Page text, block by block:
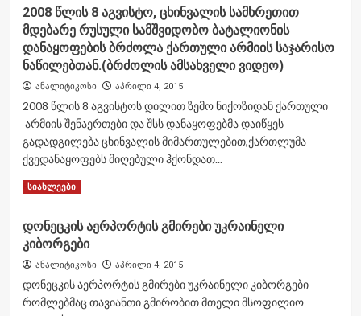
ე.წ
რუსეთის
“სამშვიდობო”
ჯარების
სამხედრო
ბაზა
გაანადგურა.
(ვიდეო)
უკრაინის
თავდაცვის
მინისტრმა
და
პრეზიდენტმა
პოროშენკომა
ახალი
შეიარაღება
დაათვალიერეს
ეროვნული
გვარდიის
სასწავლო
რეპორტაჟი)
2008 წლის 8 აგვისტო, ცხინვალის სამხრეთით
მდებარე რუსული სამშვიდობო ბატალიონის
დანაყოფების ბრძოლა ქართული არმიის საჯარისო
ნაწილებთან.(ბრძოლის ამსახველი ვიდეო)
ანალიტიკოსი აპრილი 4, 2015
2008 წლის 8 აგვისტოს დილით ზემო ნიქოზიდან ქართული
არმიის შენაერთები და შსს დანაყოფებმა დაიწყეს
გადადგილება ცხინვალის მიმართულებით,ქართლუმა
ქვედანაყოფებს მიღებული ჰქონდათ...
Read MoreRead
2008
წლის
ცხინვალის
სამხრეთით
სიახლეები
დონეცკის აერპორტის გმირები უკრაინელი
კიბორგები
ანალიტიკოსი აპრილი 4, 2015
დონეცკის აერპორტის გმირები უკრაინელი კიბორგები
რომლებმაც თავიანთი გმირობით მთელი მსოფილიო